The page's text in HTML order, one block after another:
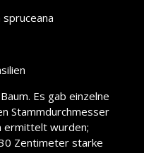
spruceana
Es gab einzelne
Stammdurchmesser
ermittelt wurden;
Zentimeter starke